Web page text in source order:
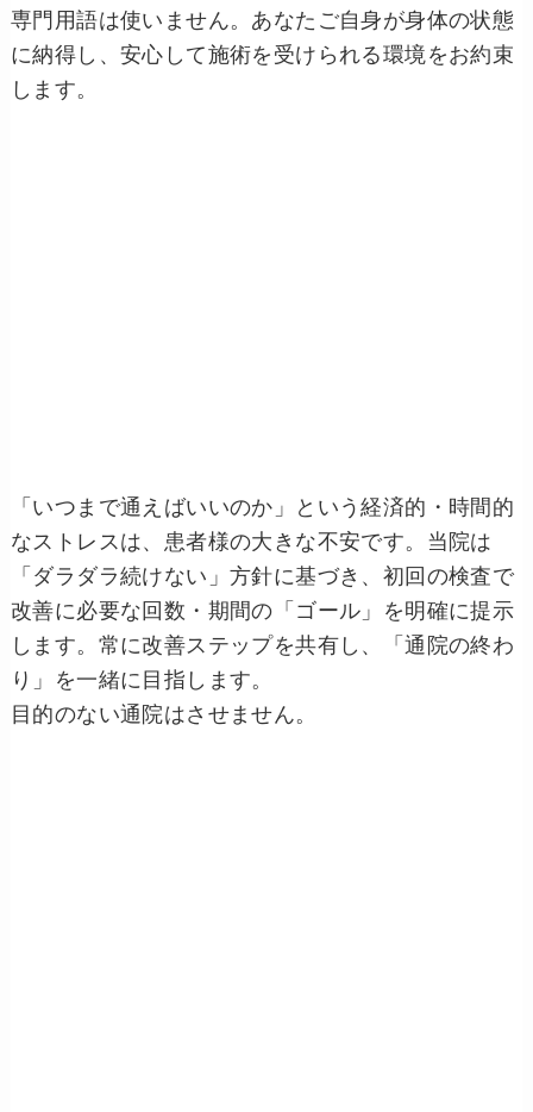
専門用語は使いません。あなたご自身が身体の状態
に納得し、安心して施術を受けられる環境をお約束
します。
「いつまで通えばいいのか」という経済的・時間的
なストレスは、患者様の大きな不安です。当院は
「ダラダラ続けない」方針に基づき、初回の検査で
改善に必要な回数・期間の「ゴール」を明確に提示
します。常に改善ステップを共有し、「通院の終わ
り」を一緒に目指します。
目的のない通院はさせません。